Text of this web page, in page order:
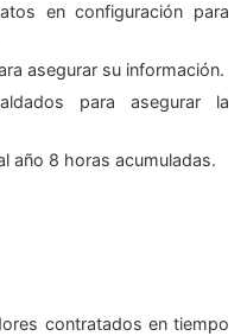
en configuración para
asegurar su información.
para asegurar la
año 8 horas acumuladas.
contratados en tiempo